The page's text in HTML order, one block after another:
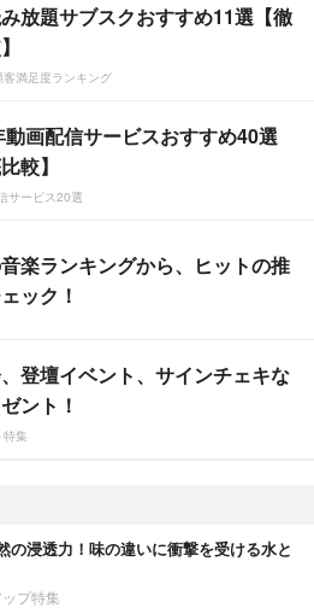
放題サブスクおすすめ11選【徹
客満足度ランキング
画配信サービスおすすめ40選
較】
サービス20選
楽ランキングから、ヒットの推
ック！
登壇イベント、サインチェキな
ント！
特集
の浸透力！味の違いに衝撃を受ける水と
プ特集